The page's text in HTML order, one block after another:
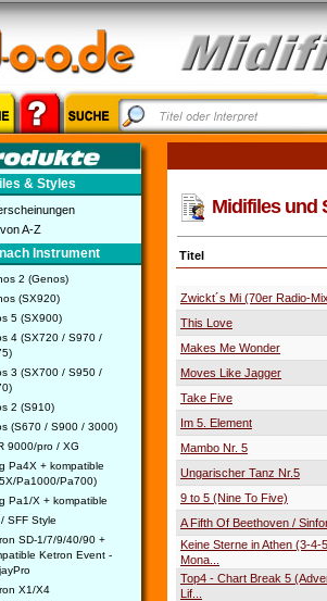
& Styles
A-Z
Instrument
2 (Genos)
(SX920)
5 (SX900)
4 (SX720 / S970 /
3 (SX700 / S950 /
2 (S910)
(S670 / S900 / 3000)
9000/pro / XG
Pa4X + kompatible
Pa1000/Pa700)
Pa1/X + kompatible
SFF Style
SD-1/7/9/40/90 +
Ketron Event -
X1/X4
Midifiles und
Titel
Zwickt´s Mi (70er Radio-
This Love
Makes Me Wonder
Moves Like Jagger
Take Five
Im 5. Element
Mambo Nr. 5
Ungarischer Tanz Nr.5
9 to 5 (Nine To Five)
A Fifth Of Beethoven /
Keine Sterne in Athen (3-4-
Mona...
Top4 - Chart Break 5
Lif...